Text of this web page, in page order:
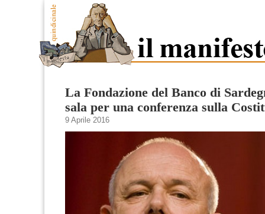
La Fondazione del Banco di
sala per una conferenza sulla
9 Aprile 2016